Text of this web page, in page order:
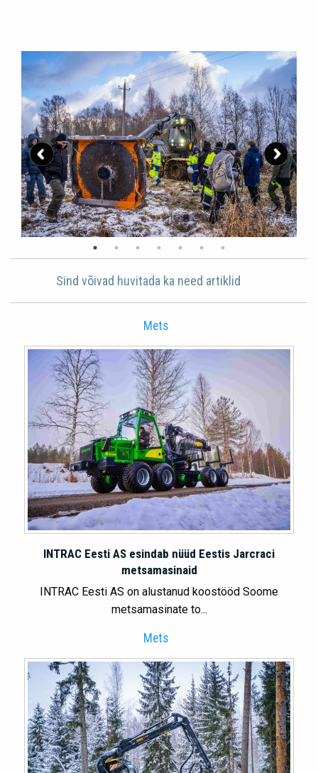
Sind võivad huvitada ka need artiklid
Mets
INTRAC Eesti AS esindab nüüd Eestis Jarcraci
metsamasinaid
INTRAC Eesti AS on alustanud koostööd Soome
metsamasinate to...
Mets